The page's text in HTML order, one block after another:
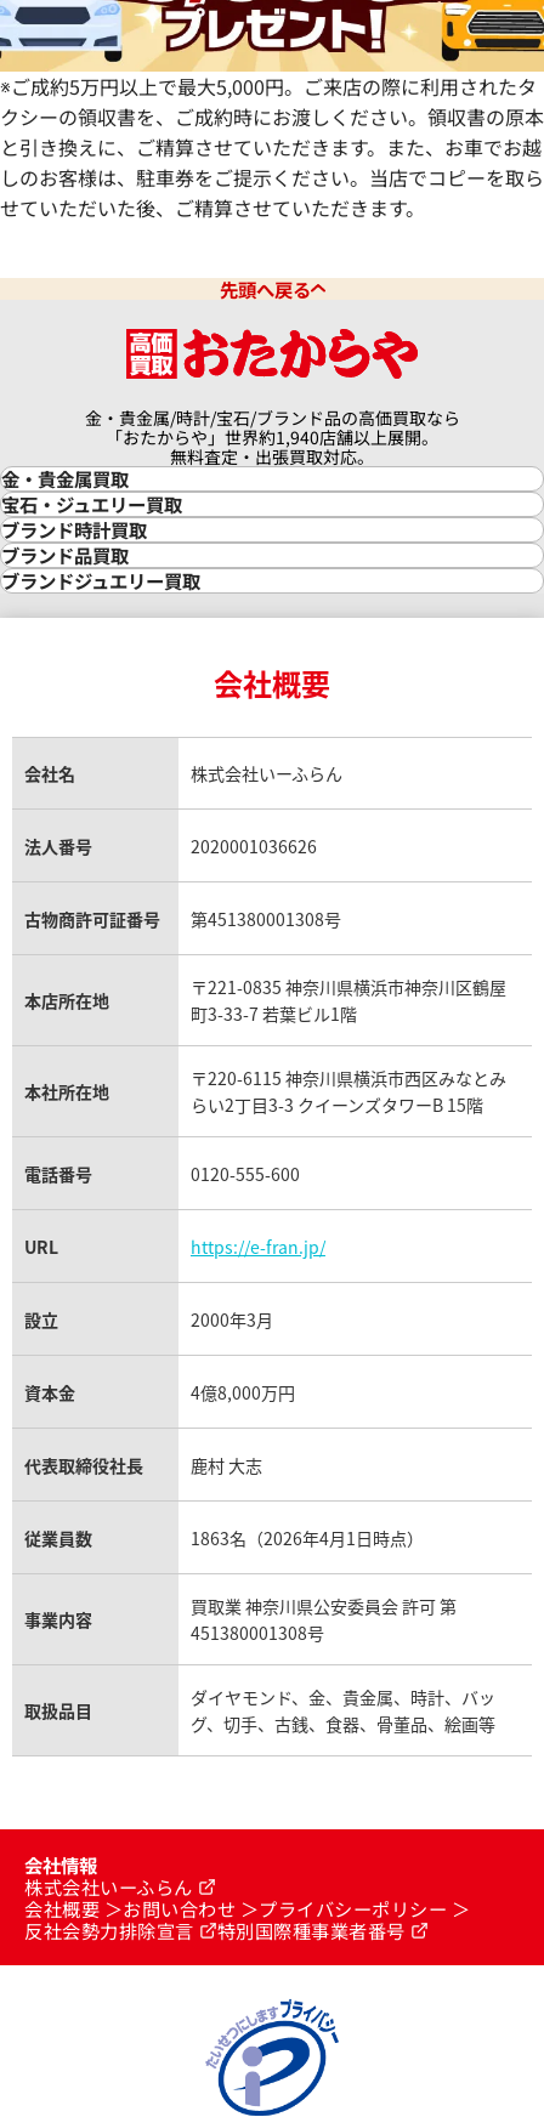
※ご成約5万円以上で最大5,000円。ご来店の際に利用されたタ
クシーの領収書を、ご成約時にお渡しください。領収書の原本
と引き換えに、ご精算させていただきます。また、お車でお越
しのお客様は、駐車券をご提示ください。当店でコピーを取ら
せていただいた後、ご精算させていただきます。
先頭へ戻る
金・貴金属/時計/宝石/ブランド品の高価買取なら
「おたからや」世界約1,940店舗以上展開。
無料査定・出張買取対応。
金・貴金属買取
金買取
金の相場価格情報
金の参考買取価格一覧
インゴット買取
インゴットの相場価格情報
24金買取
金貨買取
貴金属買取
銀・シルバー買取
パラジウム買取
宝石・ジュエリー買取
宝石・ジュエリー買取
ダイヤモンド買取
ダイヤモンド・宝石の参考価格一覧
リング・結婚指輪買取
エメラルド買取
トパーズ買取
タンザナイト買取
キャッツアイ買取
アクアマリン買取
ブランド時計買取
時計買取
ロレックス買取
ロレックス デイトナ買取
ロレックス サブマリーナー買取
ロレックス エクスプローラー買取
ロレックス デイトジャスト買取
パテック フィリップノーチラス買取
ヴァシュロン・コンスタンタン買取
オメガ買取
カルティエ買取
フランク ミュラー買取
リシャール・ミル買取
パネライ買取
チューダー（チュードル）買取
ブランド品買取
ブランド買取
シャネル マトラッセ買取
セリーヌ買取
プラダ買取
ブランドジュエリー買取
ヴァンクリーフ＆アーペル買取
ショーメ買取
ダミアーニ買取
モーブッサン買取
会社概要
会社名 株式会社いーふらん
法人番号 2020001036626
古物商許可証番号 第451380001308号
本店所在地
〒221-0835 神奈川県横浜市神奈川区鶴屋
町3-33-7 若葉ビル1階
本社所在地
〒220-6115 神奈川県横浜市西区みなとみ
らい2丁目3-3 クイーンズタワーB 15階
電話番号 0120-555-600
URL https://e-fran.jp/
設立 2000年3月
資本金 4億8,000万円
代表取締役社長 鹿村 大志
従業員数 1863名（2026年4月1日時点）
事業内容
買取業 神奈川県公安委員会 許可 第
451380001308号
取扱品目
ダイヤモンド、金、貴金属、時計、バッ
グ、切手、古銭、食器、骨董品、絵画等
会社情報
株式会社いーふらん
会社概要
お問い合わせ
プライバシーポリシー
反社会勢力排除宣言
特別国際種事業者番号